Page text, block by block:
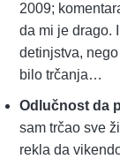
2009;
da mi je drago.
detinjstva,
bilo trčanja…
Odlučnost da
sam trčao sve
rekla da